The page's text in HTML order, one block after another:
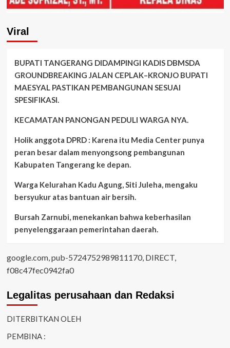
Viral
BUPATI TANGERANG DIDAMPINGI KADIS DBMSDA
GROUNDBREAKING JALAN CEPLAK–KRONJO BUPATI
MAESYAL PASTIKAN PEMBANGUNAN SESUAI
SPESIFIKASI.
KECAMATAN PANONGAN PEDULI WARGA NYA.
Holik anggota DPRD : Karena itu Media Center punya
peran besar dalam menyongsong pembangunan
Kabupaten Tangerang ke depan.
Warga Kelurahan Kadu Agung, Siti Juleha, mengaku
bersyukur atas bantuan air bersih.
Bursah Zarnubi, menekankan bahwa keberhasilan
penyelenggaraan pemerintahan daerah.
google.com, pub-5724752989811170, DIRECT,
f08c47fec0942fa0
Legalitas perusahaan dan Redaksi
DITERBITKAN OLEH
PEMBINA :